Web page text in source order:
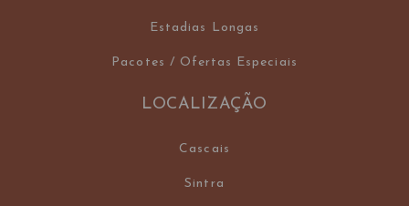
Estadias Longas
Pacotes / Ofertas Especiais
LOCALIZAÇÃO
Cascais
Sintra